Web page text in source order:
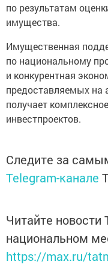
по результатам
имущества.
Имущественная
по национальному
и конкурентная
предоставляемых на
получает
инвестпроектов.
Следите за
Telegram-канале
Читайте новости
национальном
https://max.ru/